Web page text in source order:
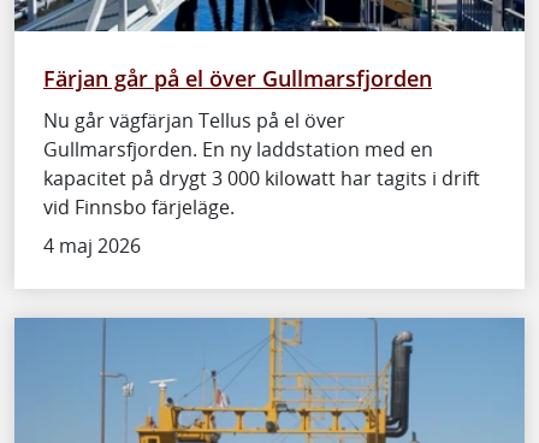
Färjan går på el över Gullmarsfjorden
Nu går vägfärjan Tellus på el över
Gullmarsfjorden. En ny laddstation med en
kapacitet på drygt 3 000 kilowatt har tagits i drift
vid Finnsbo färjeläge.
4 maj 2026